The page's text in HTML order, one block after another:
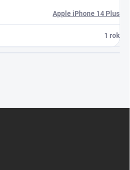
Apple iPhone 14 Plus
1 rok